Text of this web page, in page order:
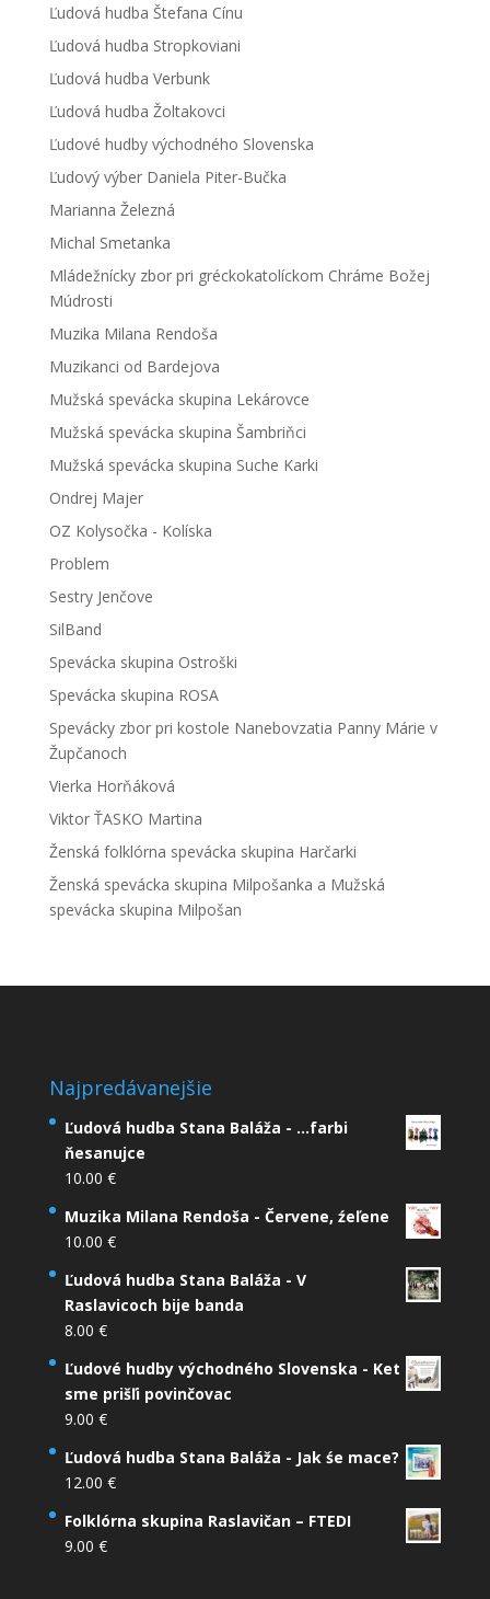
Ľudová hudba Štefana Cínu
Ľudová hudba Stropkoviani
Ľudová hudba Verbunk
Ľudová hudba Žoltakovci
Ľudové hudby východného Slovenska
Ľudový výber Daniela Piter-Bučka
Marianna Železná
Michal Smetanka
Mládežnícky zbor pri gréckokatolíckom Chráme Božej
Múdrosti
Muzika Milana Rendoša
Muzikanci od Bardejova
Mužská spevácka skupina Lekárovce
Mužská spevácka skupina Šambriňci
Mužská spevácka skupina Suche Karki
Ondrej Majer
OZ Kolysočka - Kolíska
Problem
Sestry Jenčove
SilBand
Spevácka skupina Ostroški
Spevácka skupina ROSA
Spevácky zbor pri kostole Nanebovzatia Panny Márie v
Župčanoch
Vierka Horňáková
Viktor ŤASKO Martina
Ženská folklórna spevácka skupina Harčarki
Ženská spevácka skupina Milpošanka a Mužská
spevácka skupina Milpošan
Najpredávanejšie
Ľudová hudba Stana Baláža - ...farbi
ňesanujce
10.00 €
Muzika Milana Rendoša - Červene, źeľene
10.00 €
Ľudová hudba Stana Baláža - V
Raslavicoch bije banda
8.00 €
Ľudové hudby východného Slovenska - Ket
sme prišľi povinčovac
9.00 €
Ľudová hudba Stana Baláža - Jak śe mace?
12.00 €
Folklórna skupina Raslavičan – FTEDI
9.00 €